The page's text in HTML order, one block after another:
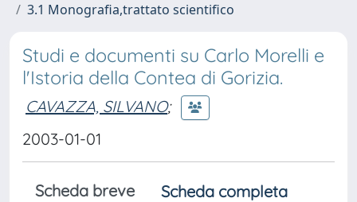
3.1 Monografia,trattato scientifico
Studi e documenti su Carlo Morelli e
l'Istoria della Contea di Gorizia.
CAVAZZA, SILVANO;
2003-01-01
Scheda breve Scheda completa